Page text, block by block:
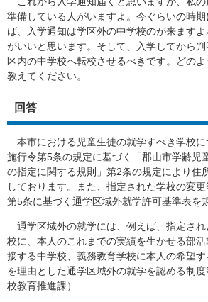
準備している人がいますよ。今ぐらいの時
ば、入学通知は学区外の中学校のが来ます
がいいと思います。そして、入学してから
区内の中学校へ転校させるべきです。どのよ
教えてください。
回答
本市における児童生徒の就学すべき学校
施行令第5条の規定に基づく「郡山市学齢児
の指定に関する規則」第2条の規定により住
しております。また、指定された学校の変
第5条に基づく通学区域外就学許可基準表を
通学区域外の就学には、例えば、指定さ
校に、本人のこれまでの実績を生かせる部
接する中学校、義務教育学校に本人の希望
を理由とした通学区域外の就学を認める制
校教育推進課）